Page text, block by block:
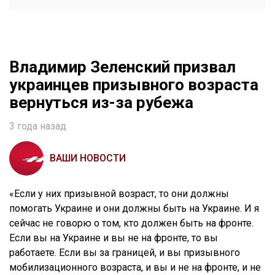
Владимир Зеленский призвал
украинцев призывного возраста
вернуться из-за рубежа
3 года назад
ВАШИ НОВОСТИ
«Если у них призывной возраст, то они должны
помогать Украине и они должны быть на Украине. И я
сейчас не говорю о том, кто должен быть на фронте.
Если вы на Украине и вы не на фронте, то вы
работаете. Если вы за границей, и вы призывного
мобилизационного возраста, и вы и не на фронте, и не